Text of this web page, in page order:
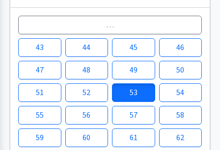
…
43 44 45 46
47 48 49 50
51 52 53 54
55 56 57 58
59 60 61 62